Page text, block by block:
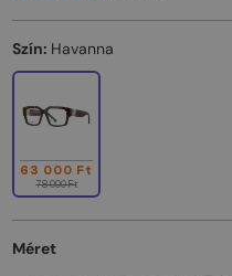
Szín: Havanna
63 000 Ft
78 000 Ft
Méret